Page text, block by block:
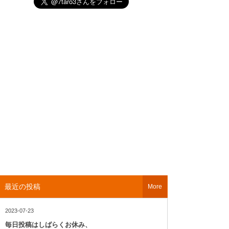
最近の投稿
2023-07-23
毎日投稿はしばらくお休み、
More